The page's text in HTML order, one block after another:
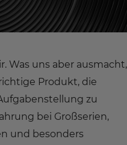
Was uns aber ausmacht,
Produkt, die
zu
bei Großserien,
und besonders